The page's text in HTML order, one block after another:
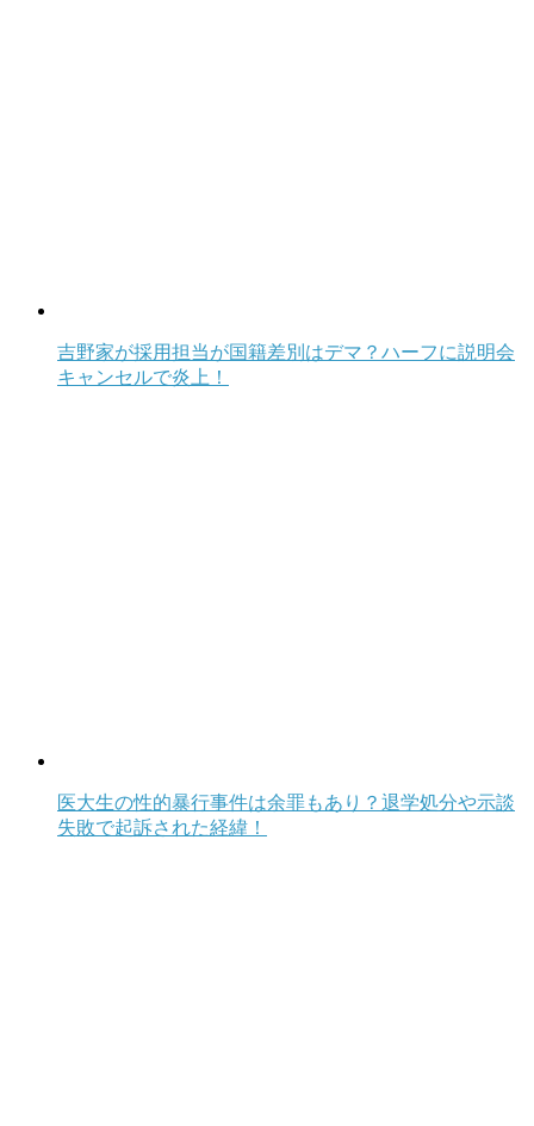
吉野家が採用担当が国籍差別はデマ？ハーフに説明会
キャンセルで炎上！
医大生の性的暴行事件は余罪もあり？退学処分や示談
失敗で起訴された経緯！